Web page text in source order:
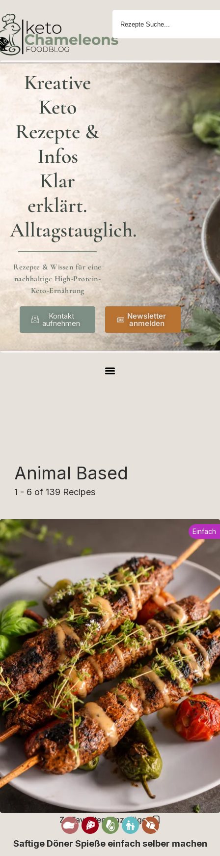
Kreative
Keto
Rezepte &
Infos
Klar
erklärt.
Alltagstauglich.
Rezepte & Wissen für eine
nachhaltige High-Protein-
Keto-Ernährung
Kontakt
aufnehmen
Newsletter
anmelden
Animal Based
1 - 6 of 139 Recipes
Zu Favoriten hinzufügen
Einfach
Saftige Döner Spieße einfach selber machen